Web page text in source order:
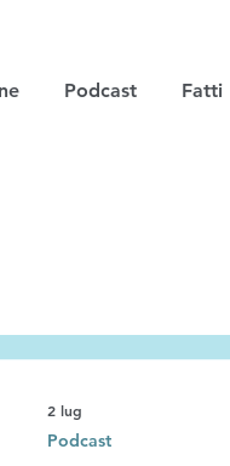
Podcast Fatti
Podcast
2 lug